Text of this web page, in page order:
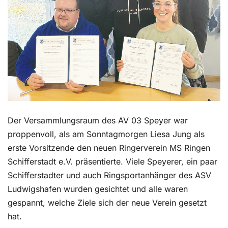
Der Versammlungsraum des AV 03 Speyer war
proppenvoll, als am Sonntagmorgen Liesa Jung als
erste Vorsitzende den neuen Ringerverein MS Ringen
Schifferstadt e.V. präsentierte. Viele Speyerer, ein paar
Schifferstadter und auch Ringsportanhänger des ASV
Ludwigshafen wurden gesichtet und alle waren
gespannt, welche Ziele sich der neue Verein gesetzt
hat.